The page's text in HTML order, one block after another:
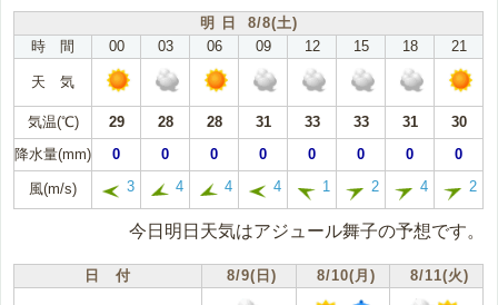
明 日 8/8(土)
時 間
00 03 06 09 12 15 18 21
天 気
気温(℃) 29 28 28 31 33 33 31
30
降水量(mm)
0 0 0 0 0 0 0 0
風(m/s) 3 4 4 4 1 2 4 2
今日明日天気はアジュール舞子の予想です。
日 付 8/9(日) 8/10(月) 8/11(火)